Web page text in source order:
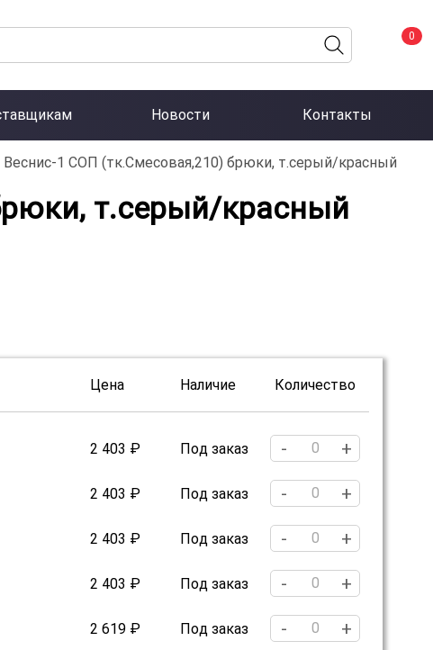
0
Новости Контакты
1 СОП (тк.Смесовая,210) брюки, т.серый/красный
т.серый/красный
Цена Наличие Количество
2 403 ₽ Под заказ - +
2 403 ₽ Под заказ - +
2 403 ₽ Под заказ - +
2 403 ₽ Под заказ - +
2 619 ₽ Под заказ - +